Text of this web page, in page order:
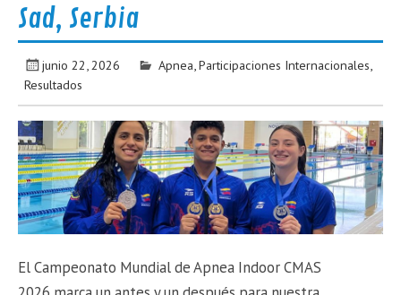
Sad, Serbia
junio 22, 2026 Apnea,Participaciones Internacionales,
Resultados
El Campeonato Mundial de Apnea Indoor CMAS